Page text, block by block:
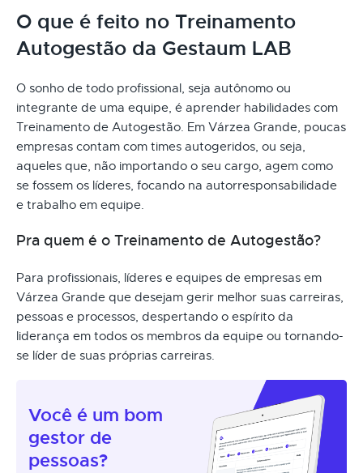
O que é feito no Treinamento
Autogestão da Gestaum LAB
O sonho de todo profissional, seja autônomo ou
integrante de uma equipe, é aprender habilidades com
Treinamento de Autogestão. Em Várzea Grande, poucas
empresas contam com times autogeridos, ou seja,
aqueles que, não importando o seu cargo, agem como
se fossem os líderes, focando na autorresponsabilidade
e trabalho em equipe.
Pra quem é o Treinamento de Autogestão?
Para profissionais, líderes e equipes de empresas em
Várzea Grande que desejam gerir melhor suas carreiras,
pessoas e processos, despertando o espírito da
liderança em todos os membros da equipe ou tornando-
se líder de suas próprias carreiras.
Você é um bom
gestor de
pessoas?